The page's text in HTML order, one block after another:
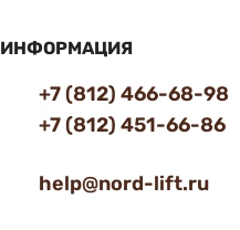
ИНФОРМАЦИЯ
+7 (812) 466-68-98
+7 (812) 451-66-86
help@nord-lift.ru